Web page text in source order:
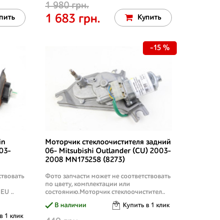
1 980 грн.
1 683 грн. Купить
..
1 клик
Моторчик стеклоочистителя задний
06- Mitsubishi Outlander (CU) 2003-
2008 MN175258 (8273)
Фото запчасти может не соответствовать
по цвету, комплектации или
состоянию.Моторчик стеклоочистител..
В наличии
Купить в 1 клик
-15 %